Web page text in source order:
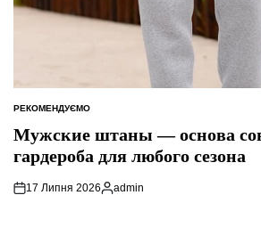
ОПУБЛІКУВАТИ
РЕКОМЕНДУЄМО
Мужские штаны — основа
гардероба для любого сезона
17 Липня 2026
Опубліковано
admin